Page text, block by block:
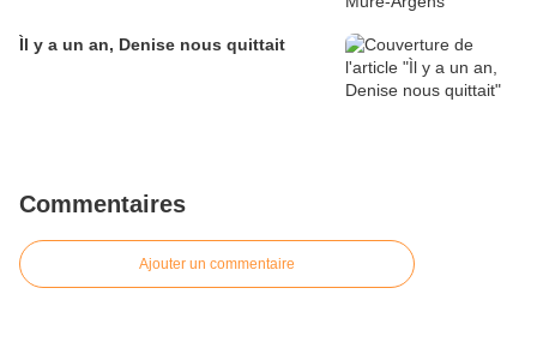
Ìl y a un an, Denise nous quittait
Commentaires
Ajouter un commentaire